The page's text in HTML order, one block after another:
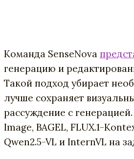
Команда SenseNova
генерацию и
Такой подход убирает
лучше сохраняет
рассуждение с
Image, BAGEL, FLUX.1-
Qwen2.5-VL и InternVL на